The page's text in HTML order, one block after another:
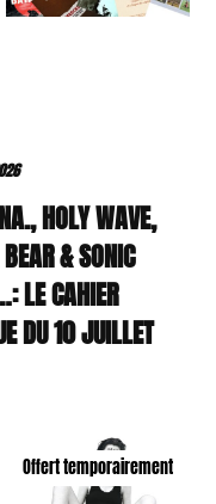
HOLY WAVE,
& SONIC
LE CAHIER
DU 10 JUILLET
Offert temporairement